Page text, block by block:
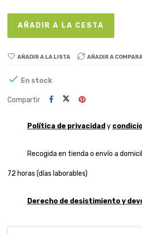
AÑADIR A LA CESTA
AÑADIR A LA LISTA AÑADIR A
 En stock
Compartir
Política de privacidad y
Recogida en tienda o envío a
72 horas (días laborables)
Derecho de desistimiento y